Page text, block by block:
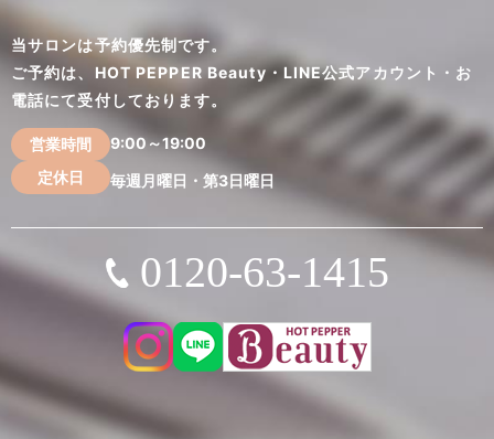
当サロンは予約優先制です。
ご予約は、HOT PEPPER Beauty・LINE公式アカウント・お
電話にて受付しております。
営業時間
9:00～19:00
定休日
毎週月曜日・第3日曜日
0120-63-1415